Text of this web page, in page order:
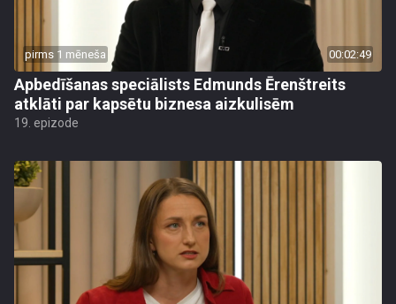
pirms 1 mēneša 00:02:49
Apbedīšanas speciālists Edmunds Ērenštreits
atklāti par kapsētu biznesa aizkulisēm
19. epizode